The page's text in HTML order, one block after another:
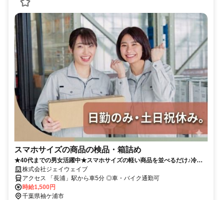
スマホサイズの商品の検品・箱詰め
★40代までの男女活躍中★スマホサイズの軽い商品を並べるだけ♪冷暖
房完備＆個人ロッカー有の快適環境◎
株式会社ジェイウェイブ
アクセス 「長浦」駅から車5分 ◎車・バイク通勤可
時給1,500円
千葉県袖ケ浦市